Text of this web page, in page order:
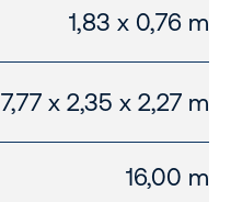
1,83 x 0,76 m
7,77 x 2,35 x 2,27 m
16,00 m